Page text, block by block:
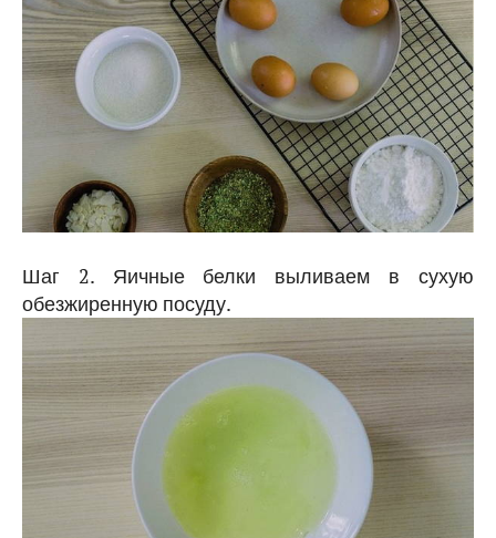
Шаг 2. Яичные белки выливаем в сухую
обезжиренную посуду.